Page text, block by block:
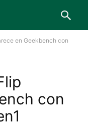
en Geekbench con
con